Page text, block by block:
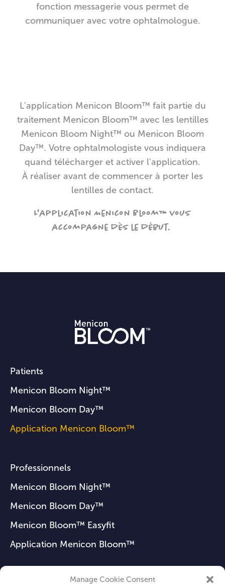
Manage Cookie Consent
fonction messagerie vous permet de
communiquer avec votre ophtalmologue.
L'application Menicon Bloom™ fait partie du
traitement Menicon Bloom™ avec les lentilles
Menicon Bloom Night™ ou Menicon Bloom
Day™. Votre ophtalmologiste vous indiquera
quand télécharger et activer l'application.
À réaliser avant de commencer à porter les
lentilles de contact.
L'application Menicon Bloom™ vous
accompagne dès le début.
Patients
Menicon Bloom Night™
Menicon Bloom Day™
Application Menicon Bloom™
Professionnels
Menicon Bloom Night™
Menicon Bloom Day™
Menicon Bloom™ Easyfit
Application Menicon Bloom™